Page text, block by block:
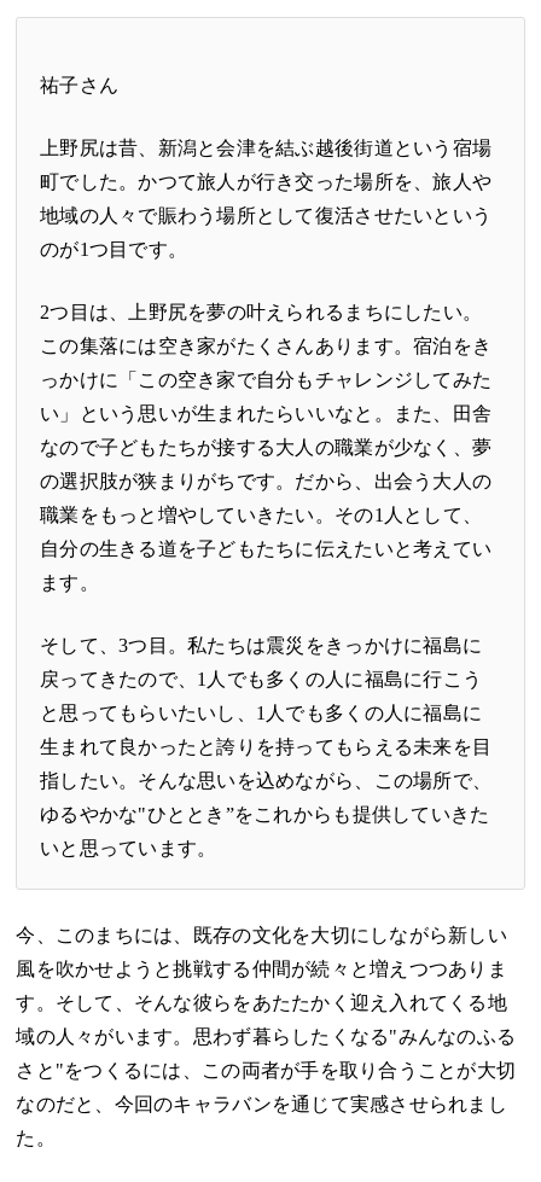
祐子さん
上野尻は昔、新潟と会津を結ぶ越後街道という宿場
町でした。かつて旅人が行き交った場所を、旅人や
地域の人々で賑わう場所として復活させたいという
のが1つ目です。
2つ目は、上野尻を夢の叶えられるまちにしたい。
この集落には空き家がたくさんあります。宿泊をき
っかけに「この空き家で自分もチャレンジしてみた
い」という思いが生まれたらいいなと。また、田舎
なので子どもたちが接する大人の職業が少なく、夢
の選択肢が狭まりがちです。だから、出会う大人の
職業をもっと増やしていきたい。その1人として、
自分の生きる道を子どもたちに伝えたいと考えてい
ます。
そして、3つ目。私たちは震災をきっかけに福島に
戻ってきたので、1人でも多くの人に福島に行こう
と思ってもらいたいし、1人でも多くの人に福島に
生まれて良かったと誇りを持ってもらえる未来を目
指したい。そんな思いを込めながら、この場所で、
ゆるやかな"ひととき”をこれからも提供していきた
いと思っています。
今、このまちには、既存の文化を大切にしながら新しい
風を吹かせようと挑戦する仲間が続々と増えつつありま
す。そして、そんな彼らをあたたかく迎え入れてくる地
域の人々がいます。思わず暮らしたくなる"みんなのふる
さと"をつくるには、この両者が手を取り合うことが大切
なのだと、今回のキャラバンを通じて実感させられまし
た。